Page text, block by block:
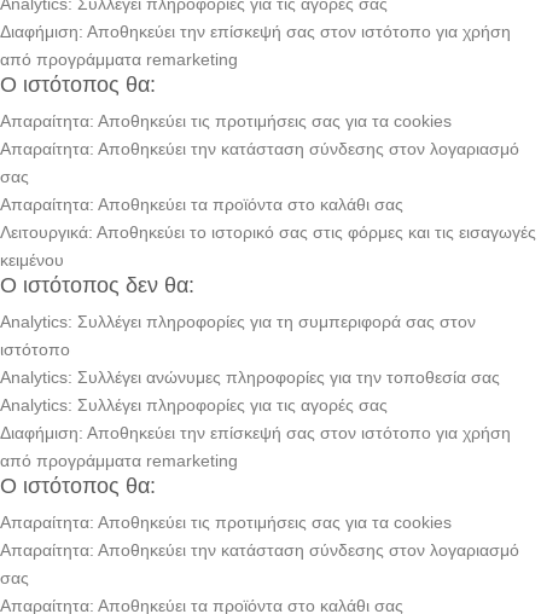
Διαφήμιση: Αποθηκεύει την επίσκεψή σας στον ιστότοπο για χρήση
από προγράμματα remarketing
Ο ιστότοπος θα:
Απαραίτητα: Αποθηκεύει τις προτιμήσεις σας για τα cookies
Απαραίτητα: Αποθηκεύει την κατάσταση σύνδεσης στον λογαριασμό
σας
Απαραίτητα: Αποθηκεύει τα προϊόντα στο καλάθι σας
Λειτουργικά: Αποθηκεύει το ιστορικό σας στις φόρμες και τις εισαγωγές
κειμένου
Ο ιστότοπος δεν θα:
Analytics: Συλλέγει πληροφορίες για τη συμπεριφορά σας στον
ιστότοπο
Analytics: Συλλέγει ανώνυμες πληροφορίες για την τοποθεσία σας
Analytics: Συλλέγει πληροφορίες για τις αγορές σας
Διαφήμιση: Αποθηκεύει την επίσκεψή σας στον ιστότοπο για χρήση
από προγράμματα remarketing
Ο ιστότοπος θα:
Απαραίτητα: Αποθηκεύει τις προτιμήσεις σας για τα cookies
Απαραίτητα: Αποθηκεύει την κατάσταση σύνδεσης στον λογαριασμό
σας
Απαραίτητα: Αποθηκεύει τα προϊόντα στο καλάθι σας